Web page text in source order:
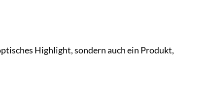
Highlight, sondern auch ein Produkt,